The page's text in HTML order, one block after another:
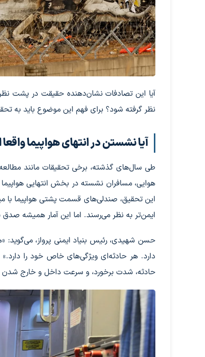
آیا این تصادفات نشان‌دهنده حقیقت در پشت
نظر گرفته شود؟ برای فهم این موضوع باید به
آیا نشستن در انتهای هواپیما
طی سال‌های گذشته، برخی تحقیقات مانند
هوایی، مسافران نشسته در بخش انتهایی
ایمن‌تر به نظر می‌رسند. اما این آمار همیشه صدق
حسن شهیدی، رئیس بنیاد ایمنی پرواز،
دارد. هر حادثه‌ای ویژگی‌های خاص خود را
حادثه، شدت برخورد، و سرعت داخل و خارج شدن